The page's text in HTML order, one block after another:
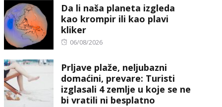
Da li naša planeta izgleda
kao krompir ili kao plavi
kliker
Posted
06/08/2026
Prljave plaže, neljubazni
domaćini, prevare: Turisti
izglasali 4 zemlje u koje se ne
bi vratili ni besplatno